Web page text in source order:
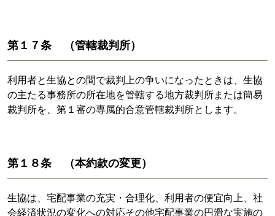
第１７条 （管轄裁判所）
利用者と生協との間で裁判上の争いになったときは、生協
の主たる事務所の所在地を管轄する地方裁判所または簡易
裁判所を、第１審の専属的合意管轄裁判所とします。
第１８条 （本約款の変更）
生協は、宅配事業の充実・合理化、利用者の便宜向上、社
会経済状況の変化への対応その他宅配事業の円滑な実施の